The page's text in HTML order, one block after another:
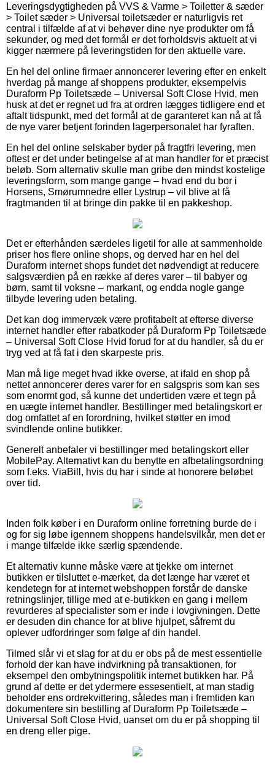
Leveringsdygtigheden på VVS & Varme > Toiletter & sæder
> Toilet sæder > Universal toiletsæder er naturligvis ret
central i tilfælde af at vi behøver dine nye produkter om få
sekunder, og med det formål er det forholdsvis aktuelt at vi
kigger nærmere på leveringstiden for den aktuelle vare.
En hel del online firmaer annoncerer levering efter en enkelt
hverdag på mange af shoppens produkter, eksempelvis
Duraform Pp Toiletsæde – Universal Soft Close Hvid, men
husk at det er regnet ud fra at ordren lægges tidligere end et
aftalt tidspunkt, med det formål at de garanteret kan nå at få
de nye varer betjent forinden lagerpersonalet har fyraften.
En hel del online selskaber byder på fragtfri levering, men
oftest er det under betingelse af at man handler for et præcist
beløb. Som alternativ skulle man gribe den mindst kostelige
leveringsform, som mange gange – hvad end du bor i
Horsens, Smørumnedre eller Lystrup – vil blive at få
fragtmanden til at bringe din pakke til en pakkeshop.
Det er efterhånden særdeles ligetil for alle at sammenholde
priser hos flere online shops, og derved har en hel del
Duraform internet shops fundet det nødvendigt at reducere
salgsværdien på en række af deres varer – til babyer og
børn, samt til voksne – markant, og endda nogle gange
tilbyde levering uden betaling.
Det kan dog immervæk være profitabelt at efterse diverse
internet handler efter rabatkoder på Duraform Pp Toiletsæde
– Universal Soft Close Hvid forud for at du handler, så du er
tryg ved at få fat i den skarpeste pris.
Man må lige meget hvad ikke overse, at ifald en shop på
nettet annoncerer deres varer for en salgspris som kan ses
som enormt god, så kunne det undertiden være et tegn på
en uægte internet handler. Bestillinger med betalingskort er
dog omfattet af en forordning, hvilket støtter en imod
svindlende online butikker.
Generelt anbefaler vi bestillinger med betalingskort eller
MobilePay. Alternativt kan du benytte en afbetalingsordning
som f.eks. ViaBill, hvis du har i sinde at honorere beløbet
over tid.
Inden folk køber i en Duraform online forretning burde de i
og for sig løbe igennem shoppens handelsvilkår, men det er
i mange tilfælde ikke særlig spændende.
Et alternativ kunne måske være at tjekke om internet
butikken er tilsluttet e-mærket, da det længe har været et
kendetegn for at internet webshoppen forstår de danske
retningslinjer, tillige med at e-butikken en gang i mellem
revurderes af specialister som er inde i lovgivningen. Dette
er desuden din chance for at blive hjulpet, såfremt du
oplever udfordringer som følge af din handel.
Tilmed slår vi et slag for at du er obs på de mest essentielle
forhold der kan have indvirkning på transaktionen, for
eksempel den ombytningspolitik internet butikken har. På
grund af dette er det ydermere essesentielt, at man stadig
beholder ens ordrekvittering, således man i fremtiden kan
dokumentere sin bestilling af Duraform Pp Toiletsæde –
Universal Soft Close Hvid, uanset om du er på shopping til
en dreng eller pige.